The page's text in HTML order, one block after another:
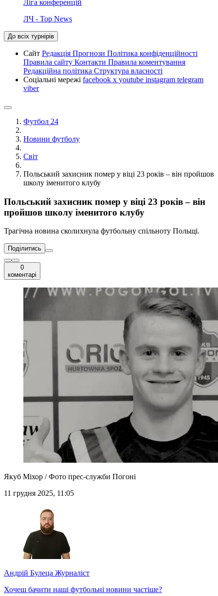
Ліга конференцій
ЛЧ - Top News
До всіх турнірів
Сайт Редакція Прогнози Політика конфіденційності
Правила сайту Контакти Правила коментування
Редакційна політика Структура власності
Соціальні мережі facebook x youtube instagram telegram
viber
Футбол 24
Новини футболу
Світ
Польський захисник помер у віці 23 років – він пройшов
школу іменитого клубу
Польський захисник помер у віці 23 років – він
пройшов школу іменитого клубу
Трагічна новина сколихнула футбольну спільноту Польщі.
Поділитись
0
коментарі
Якуб Міхор / Фото прес-служби Погоні
11 грудня 2025, 11:05
Андрій Булеца Журналіст
Хочеш бачити наші футбольні новини частіше?